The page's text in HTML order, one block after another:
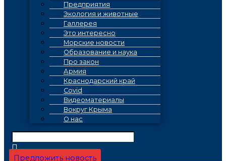
Предприятия
Экология и животные
Галлерея
Это интересно
Морские новости
Образование и наука
Про закон
Армия
Краснодарский край
Covid
Видеоматериалы
Вокруг Крыма
О нас
Предложить новость